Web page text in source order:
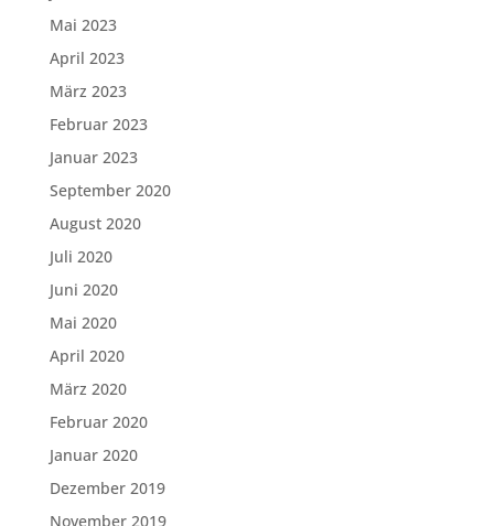
Mai 2023
April 2023
März 2023
Februar 2023
Januar 2023
September 2020
August 2020
Juli 2020
Juni 2020
Mai 2020
April 2020
März 2020
Februar 2020
Januar 2020
Dezember 2019
November 2019